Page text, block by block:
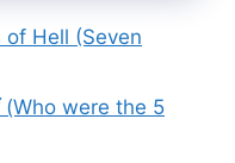
of Hell (Seven
(Who were the 5